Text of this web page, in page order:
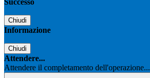
Successo
Chiudi
Informazione
Chiudi
Attendere...
Attendere il completamento dell'operazione...